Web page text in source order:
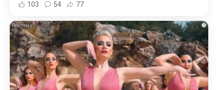
103 54 77
i